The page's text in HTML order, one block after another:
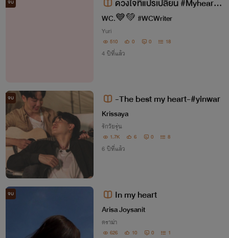
จบ
ดวงใจที่แปรเปลี่ยน #Myheartw
ithyou : CGM48
WC.💙💚 #WCWriter
Yuri
510 0 0 18
4 ปีที่แล้ว
จบ -The best my heart-#yinwar
Krissaya
รักวัยรุ่น
1.7K 6 0 8
6 ปีที่แล้ว
จบ In my heart
Arisa Joysanit
ดราม่า
626 10 0 1